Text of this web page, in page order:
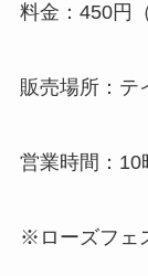
料金：450円
販売場所：テ
営業時間：10
※ローズフェ